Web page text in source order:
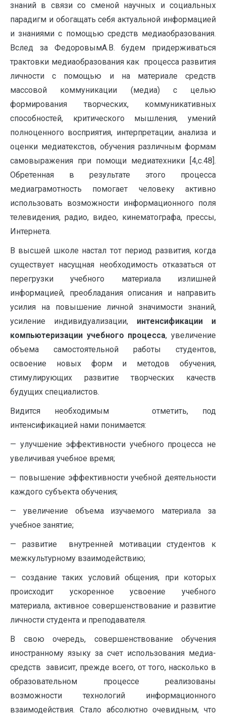
знаний в связи со сменой научных и социальных
парадигм и обогащать себя актуальной информацией
и знаниями с помощью средств медиаобразования.
Вслед за ФедоровымА.В. будем придерживаться
трактовки медиаобразования как процесса развития
личности с помощью и на материале средств
массовой коммуникации (медиа) с целью
формирования творческих, коммуникативных
способностей, критического мышления, умений
полноценного восприятия, интерпретации, анализа и
оценки медиатекстов, обучения различным формам
самовыражения при помощи медиатехники [4,с.48].
Обретенная в результате этого процесса
медиаграмотность помогает человеку активно
использовать возможности информационного поля
телевидения, радио, видео, кинематографа, прессы,
Интернета.
В высшей школе настал тот период развития, когда
существует насущная необходимость отказаться от
перегрузки учебного материала излишней
информацией, преобладания описания и направить
усилия на повышение личной значимости знаний,
усиление индивидуализации, интенсификации и
компьютеризации учебного процесса, увеличение
объема самостоятельной работы студентов,
освоение новых форм и методов обучения,
стимулирующих развитие творческих качеств
будущих специалистов.
Видится необходимым отметить, под
интенсификацией нами понимается:
— улучшение эффективности учебного процесса не
увеличивая учебное время;
— повышение эффективности учебной деятельности
каждого субъекта обучения;
— увеличение объема изучаемого материала за
учебное занятие;
— развитие внутренней мотивации студентов к
межкультурному взаимодействию;
— создание таких условий общения, при которых
происходит ускоренное усвоение учебного
материала, активное совершенствование и развитие
личности студента и преподавателя.
В свою очередь, совершенствование обучения
иностранному языку за счет использования медиа-
средств зависит, прежде всего, от того, насколько в
образовательном процессе реализованы
возможности технологий информационного
взаимодействия. Стало абсолютно очевидным, что